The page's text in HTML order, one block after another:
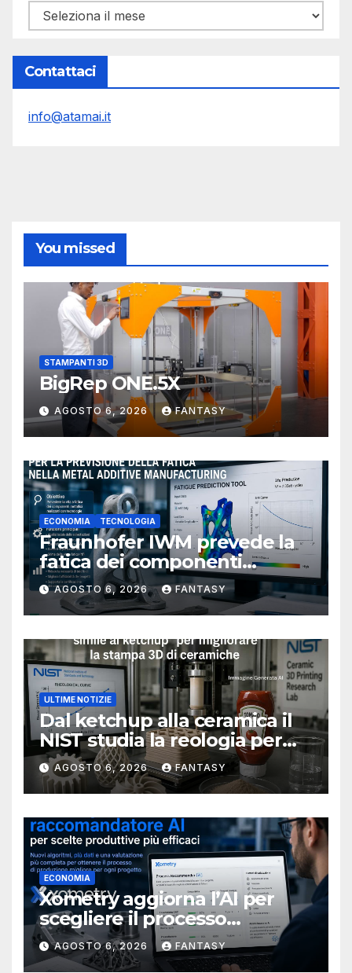
Archivi
Contattaci
info@atamai.it
You missed
STAMPANTI 3D
BigRep ONE.5X
AGOSTO 6, 2026 FANTASY
ECONOMIA TECNOLOGIA
Fraunhofer IWM prevede la
fatica dei componenti
metallici stampati in 3D
AGOSTO 6, 2026 FANTASY
ULTIME NOTIZIE
Dal ketchup alla ceramica il
NIST studia la reologia per
rendere più affidabile la
stampa 3D
AGOSTO 6, 2026 FANTASY
ECONOMIA
Xometry aggiorna l’AI per
scegliere il processo
produttivo più adatto
AGOSTO 6, 2026 FANTASY